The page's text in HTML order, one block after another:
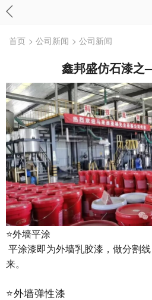
首页 > 公司新闻 > 公司新闻
鑫邦盛仿石漆
⭐️外墙平涂
平涂漆即为外墙乳胶漆，做分割
来。
⭐️外墙弹性漆